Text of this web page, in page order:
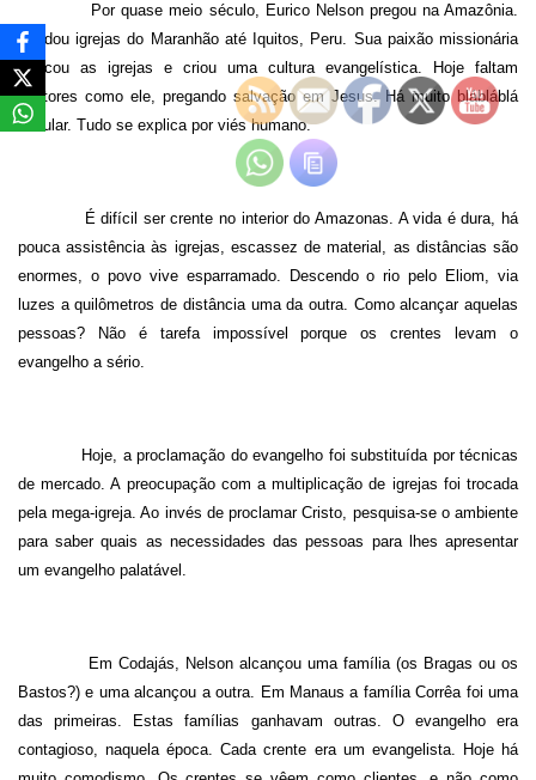
Por quase meio século, Eurico Nelson pregou na Amazônia.
Fundou igrejas do Maranhão até Iquitos, Peru. Sua paixão missionária
marcou as igrejas e criou uma cultura evangelística. Hoje faltam
pastores como ele, pregando salvação em Jesus. Há muito blábláblá
secular. Tudo se explica por viés humano.
É difícil ser crente no interior do Amazonas. A vida é dura, há
pouca assistência às igrejas, escassez de material, as distâncias são
enormes, o povo vive esparramado. Descendo o rio pelo Eliom, via
luzes a quilômetros de distância uma da outra. Como alcançar aquelas
pessoas? Não é tarefa impossível porque os crentes levam o
evangelho a sério.
Hoje, a proclamação do evangelho foi substituída por técnicas
de mercado. A preocupação com a multiplicação de igrejas foi trocada
pela mega-igreja. Ao invés de proclamar Cristo, pesquisa-se o ambiente
para saber quais as necessidades das pessoas para lhes apresentar
um evangelho palatável.
Em Codajás, Nelson alcançou uma família (os Bragas ou os
Bastos?) e uma alcançou a outra. Em Manaus a família Corrêa foi uma
das primeiras. Estas famílias ganhavam outras. O evangelho era
contagioso, naquela época. Cada crente era um evangelista. Hoje há